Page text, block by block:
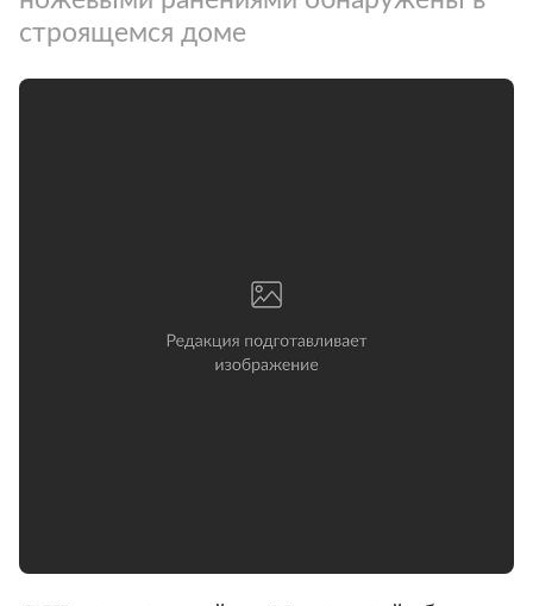
строящемся доме